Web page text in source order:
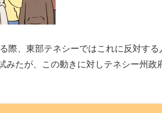
際、東部テネシーではこれに反対する
みたが、この動きに対しテネシー州政